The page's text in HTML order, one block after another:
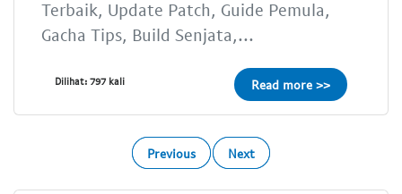
Terbaik, Update Patch, Guide Pemula,
Gacha Tips, Build Senjata,...
Dilihat: 797 kali Read more >>
Previous Next